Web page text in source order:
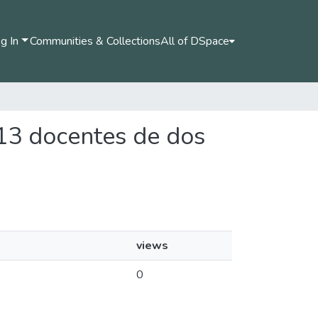
In Communities & CollectionsAll of DSpace
docentes de dos
views
0